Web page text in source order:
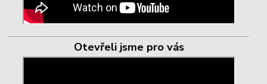
Otevřeli jsme pro vás